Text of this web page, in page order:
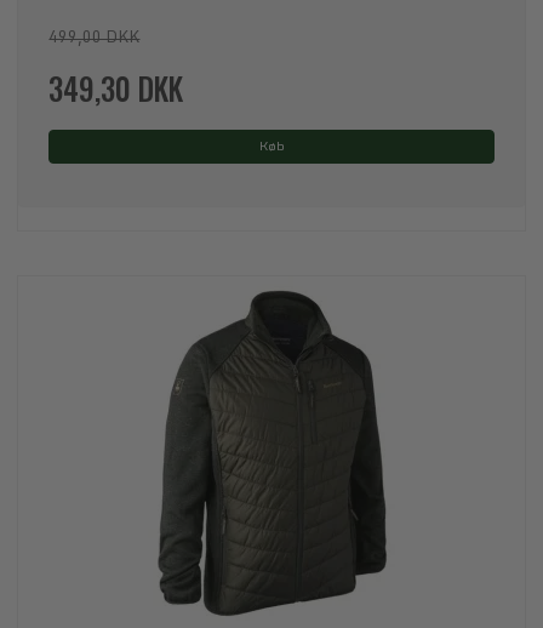
499,00 DKK
349,30 DKK
Køb